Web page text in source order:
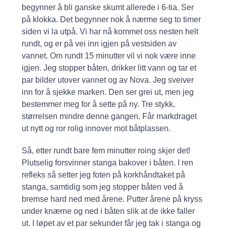
begynner å bli ganske skumt allerede i 6-tia. Ser
på klokka. Det begynner nok å nærme seg to timer
siden vi la utpå. Vi har nå kommet oss nesten helt
rundt, og er på vei inn igjen på vestsiden av
vannet. Om rundt 15 minutter vil vi nok være inne
igjen. Jeg stopper båten, drikker litt vann og tar et
par bilder utover vannet og av Nova. Jeg sveiver
inn for å sjekke marken. Den ser grei ut, men jeg
bestemmer meg for å sette på ny. Tre stykk,
størrelsen mindre denne gangen. Får markdraget
ut nytt og ror rolig innover mot båtplassen.
Så, etter rundt bare fem minutter roing skjer det!
Plutselig forsvinner stanga bakover i båten. I ren
refleks så setter jeg foten på korkhåndtaket på
stanga, samtidig som jeg stopper båten ved å
bremse hard ned med årene. Putter årene på kryss
under knærne og ned i båten slik at de ikke faller
ut. I løpet av et par sekunder får jeg tak i stanga og